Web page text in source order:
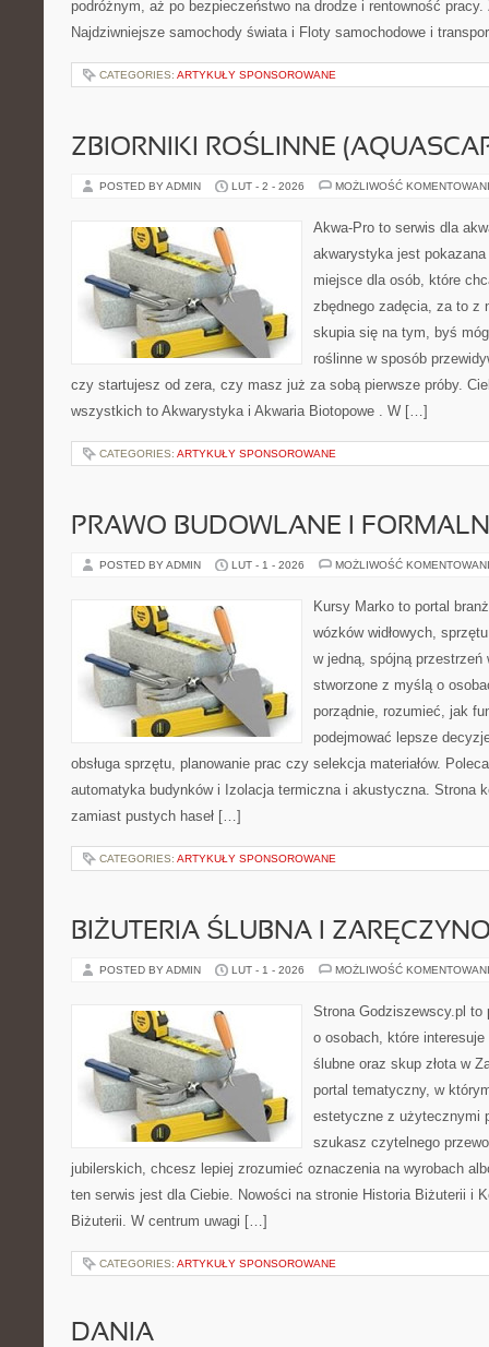
podróżnym, aż po bezpieczeństwo na drodze i rentowność
Najdziwniejsze samochody świata i Floty samochodowe i
CATEGORIES: ARTYKUŁY SPONSOROWANE
ZBIORNIKI ROŚLINNE
POSTED BY ADMIN LUT - 2 - 2026 MOŻLIWOŚĆ
Akwa-Pro to serwis dla
akwarystyka jest
miejsce dla osób, które
zbędnego zadęcia, za to z
skupia się na tym, byś
roślinne w sposób
czy startujesz od zera, czy masz już za sobą pierwsze próby.
wszystkich to Akwarystyka i Akwaria Biotopowe . W […]
CATEGORIES: ARTYKUŁY SPONSOROWANE
PRAWO BUDOWLANE I
POSTED BY ADMIN LUT - 1 - 2026 MOŻLIWOŚĆ
Kursy Marko to portal
wózków widłowych,
w jedną, spójną przestrzeń
stworzone z myślą o
porządnie, rozumieć, jak
podejmować lepsze
obsługa sprzętu, planowanie prac czy selekcja materiałów.
automatyka budynków i Izolacja termiczna i akustyczna. Strona
zamiast pustych haseł […]
CATEGORIES: ARTYKUŁY SPONSOROWANE
BIŻUTERIA ŚLUBNA I
POSTED BY ADMIN LUT - 1 - 2026 MOŻLIWOŚĆ
Strona Godziszewscy.pl
o osobach, które
ślubne oraz skup złota w
portal tematyczny, w
estetyczne z użytecznymi
szukasz czytelnego
jubilerskich, chcesz lepiej zrozumieć oznaczenia na wyrobach
ten serwis jest dla Ciebie. Nowości na stronie Historia Biżuterii i
Biżuterii. W centrum uwagi […]
CATEGORIES: ARTYKUŁY SPONSOROWANE
DANIA